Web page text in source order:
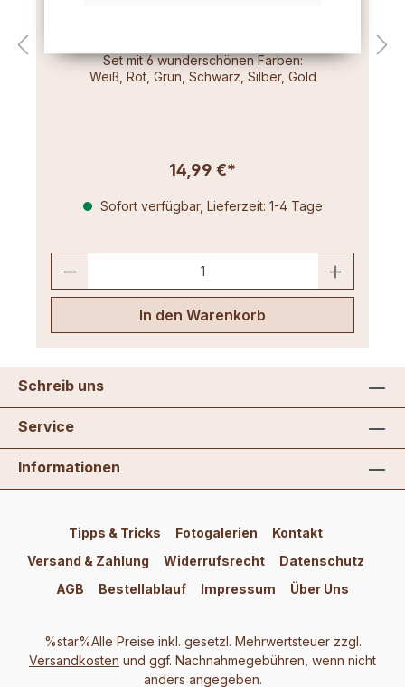
Set mit 6 wunderschönen Farben:
Weiß, Rot, Grün, Schwarz, Silber, Gold
14,99 €*
Sofort verfügbar, Lieferzeit: 1-4 Tage
In den Warenkorb
Schreib uns
Service
Informationen
Tipps & Tricks Fotogalerien
Kontakt
Versand & Zahlung
Widerrufsrecht
Datenschutz
AGB
Bestellablauf Impressum Über Uns
%star%Alle Preise inkl. gesetzl. Mehrwertsteuer zzgl.
Versandkosten und ggf. Nachnahmegebühren, wenn nicht
anders angegeben.